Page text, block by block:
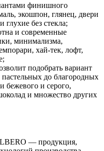
финишного
экошпон, глянец, двери
глухие без стекла;
и современные
минимализма,
хай-тек, лофт,
подобрать вариант
до благородных
бежевого и серого,
и множество других
— продукция,